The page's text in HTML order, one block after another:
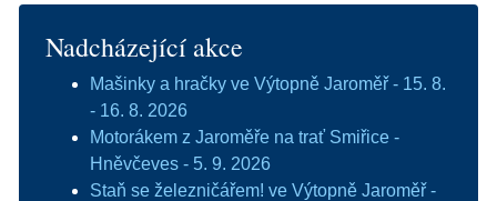
Nadcházející akce
Mašinky a hračky ve Výtopně Jaroměř - 15. 8.
- 16. 8. 2026
Motorákem z Jaroměře na trať Smiřice -
Hněvčeves - 5. 9. 2026
Staň se železničářem! ve Výtopně Jaroměř -